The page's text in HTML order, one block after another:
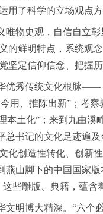
用了科学的立场观点
物史观，自信自立彰
的鲜明特点，系统
坚定信仰信念、把握
优秀传统文化根脉——
、推陈出新”；考察
本土化”；来到九曲
书记的文化足迹遍及
化创造性转化、创新
山脚下的中国国家版
这些雕版、典籍，蕴
明博大精深。“六个